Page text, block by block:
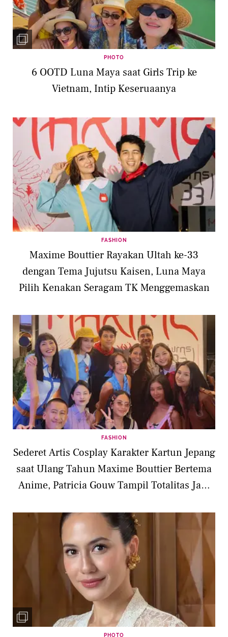
PHOTO
6 OOTD Luna Maya saat Girls Trip ke
Vietnam, Intip Keseruaanya
FASHION
Maxime Bouttier Rayakan Ultah ke-33
dengan Tema Jujutsu Kaisen, Luna Maya
Pilih Kenakan Seragam TK Menggemaskan
FASHION
Sederet Artis Cosplay Karakter Kartun Jepang
saat Ulang Tahun Maxime Bouttier Bertema
Anime, Patricia Gouw Tampil Totalitas Jadi
PHOTO